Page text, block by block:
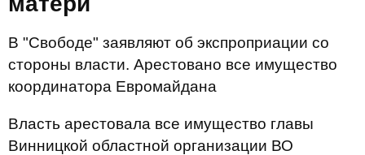
В "Свободе" заявляют об экспроприации со
стороны власти. Арестовано все имущество
координатора Евромайдана
Власть арестовала все имущество главы
Винницкой областной организации ВО